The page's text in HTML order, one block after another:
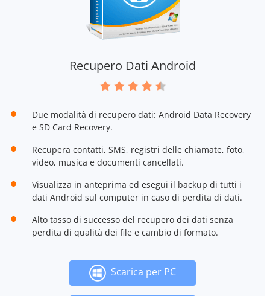
Recupero Dati Android
Due modalità di recupero dati: Android Data Recovery
e SD Card Recovery.
Recupera contatti, SMS, registri delle chiamate, foto,
video, musica e documenti cancellati.
Visualizza in anteprima ed esegui il backup di tutti i
dati Android sul computer in caso di perdita di dati.
Alto tasso di successo del recupero dei dati senza
perdita di qualità dei file e cambio di formato.
Scarica per PC